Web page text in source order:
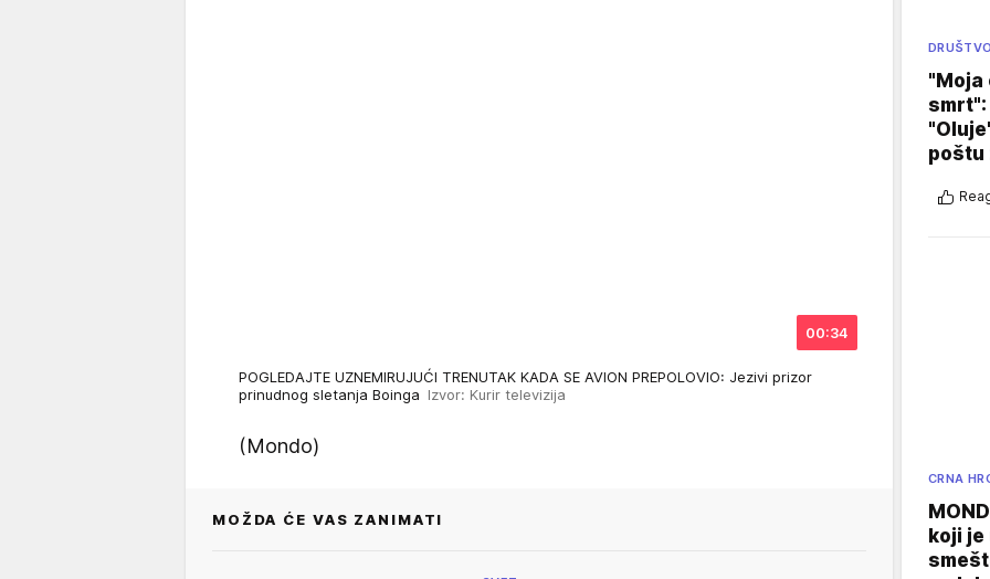
00:34
POGLEDAJTE UZNEMIRUJUĆI TRENUTAK KADA SE AVION PREPOLOVIO: Jezivi prizor
prinudnog sletanja Boinga Izvor: Kurir televizija
(Mondo)
MOŽDA ĆE VAS ZANIMATI
DRUŠTVO
"Moja
poštu
CRNA
koji